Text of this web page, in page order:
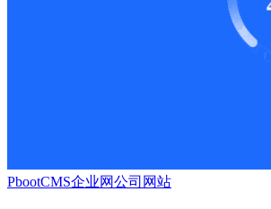
PbootCMS企业网公司网站